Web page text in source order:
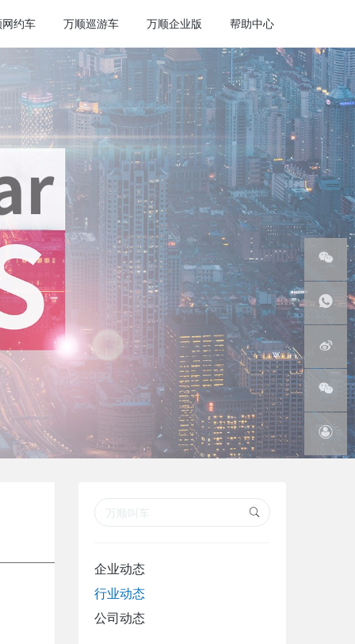
约车 万顺巡游车 万顺企业版 帮助中心
企业动态
行业动态
公司动态
微信服
务号
客服热
线
腾讯微
博
微信订